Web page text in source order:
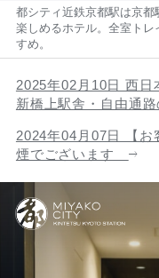
都シティ近鉄京都駅は京
楽しめるホテル。全室ト
すめ。
2025年02月10日 西日
新橋上駅舎・自由通
2024年04月07日 【お
煙でございます